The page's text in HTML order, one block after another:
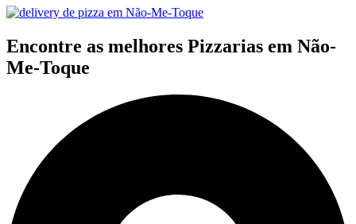
Encontre as melhores Pizzarias em Não-
Me-Toque